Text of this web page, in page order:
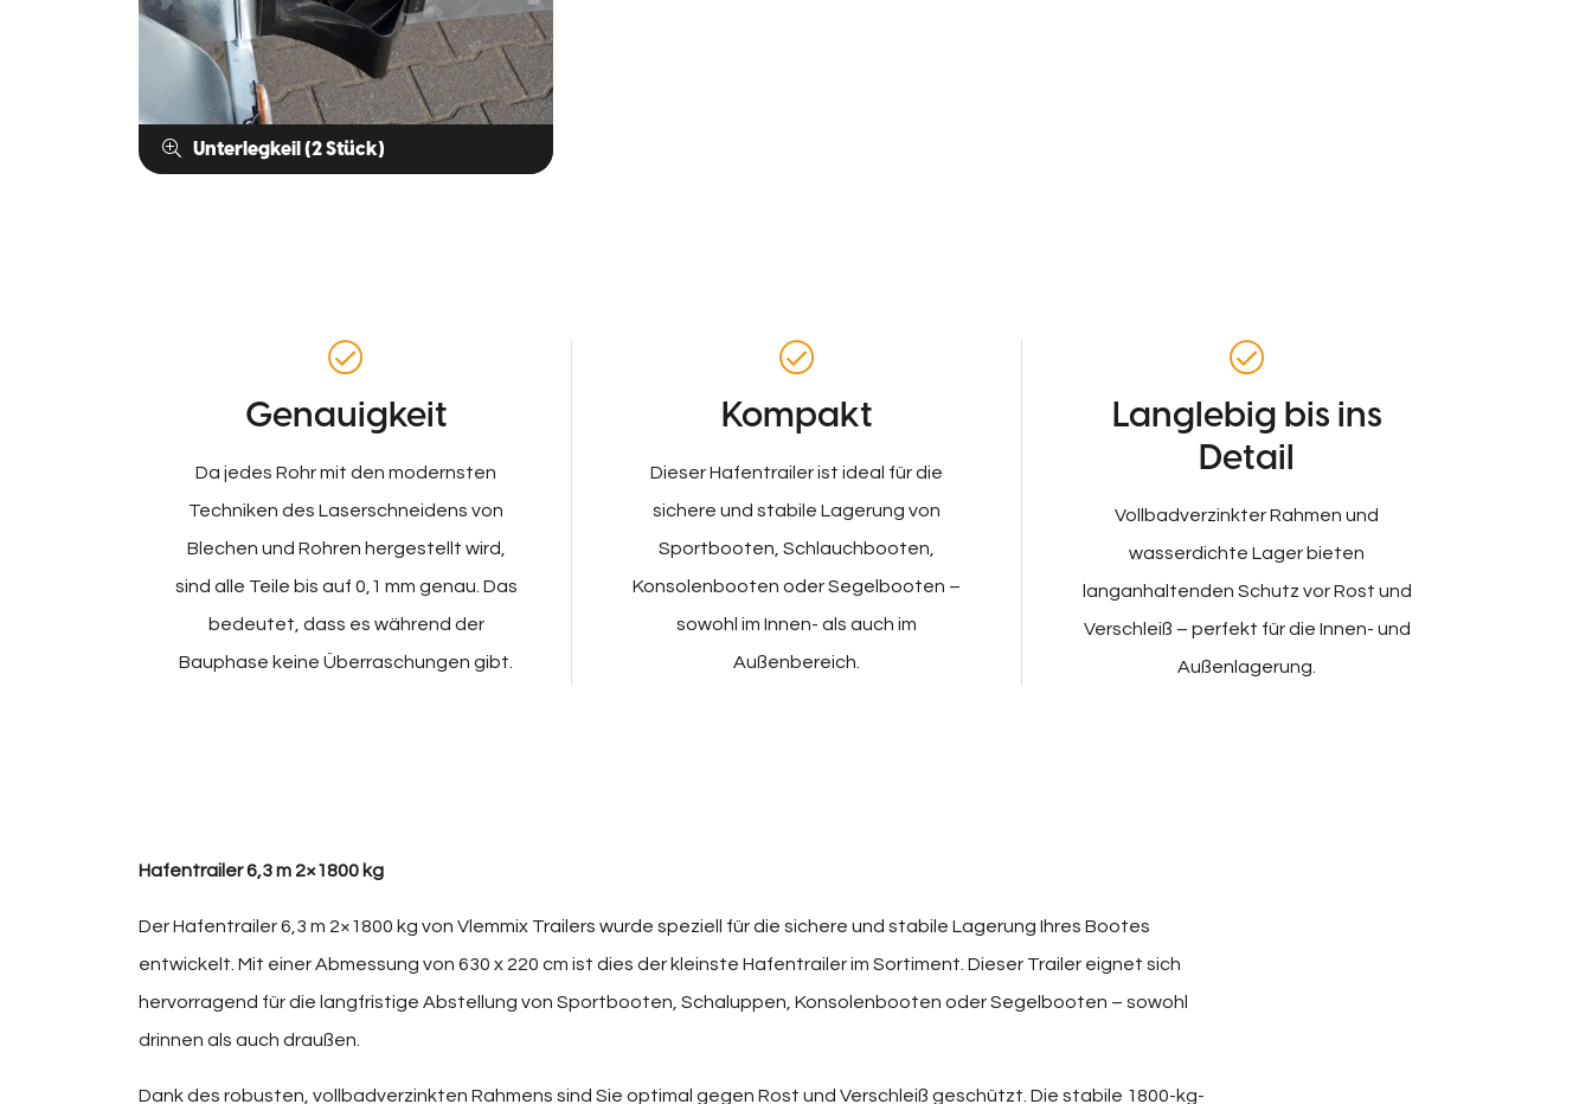
Unterlegkeil (2 Stück)
Genauigkeit
Da jedes Rohr mit den modernsten
Techniken des Laserschneidens von
Blechen und Rohren hergestellt wird,
sind alle Teile bis auf 0,1 mm genau. Das
bedeutet, dass es während der
Bauphase keine Überraschungen gibt.
Kompakt
Dieser Hafentrailer ist ideal für die
sichere und stabile Lagerung von
Sportbooten, Schlauchbooten,
Konsolenbooten oder Segelbooten –
sowohl im Innen- als auch im
Außenbereich.
Langlebig bis ins
Detail
Vollbadverzinkter Rahmen und
wasserdichte Lager bieten
langanhaltenden Schutz vor Rost und
Verschleiß – perfekt für die Innen- und
Außenlagerung.
Hafentrailer 6,3 m 2×1800 kg
Der Hafentrailer 6,3 m 2×1800 kg von Vlemmix Trailers wurde speziell für die sichere und stabile Lagerung Ihres Bootes
entwickelt. Mit einer Abmessung von 630 x 220 cm ist dies der kleinste Hafentrailer im Sortiment. Dieser Trailer eignet sich
hervorragend für die langfristige Abstellung von Sportbooten, Schaluppen, Konsolenbooten oder Segelbooten – sowohl
drinnen als auch draußen.
Dank des robusten, vollbadverzinkten Rahmens sind Sie optimal gegen Rost und Verschleiß geschützt. Die stabile 1800-kg-